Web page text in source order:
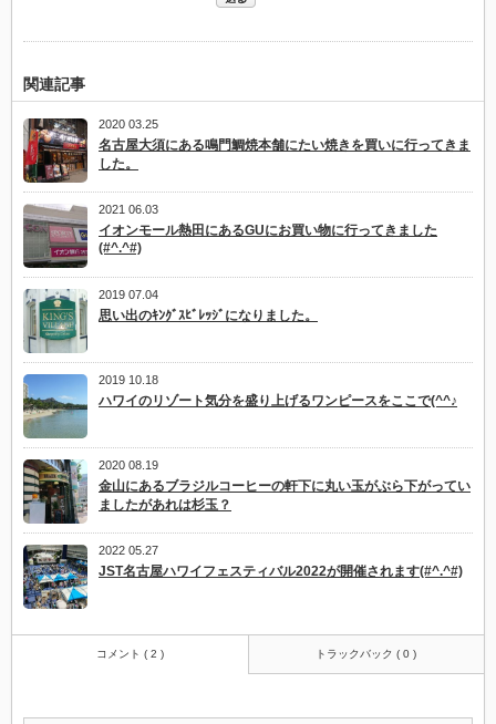
関連記事
2020 03.25
名古屋大須にある鳴門鯛焼本舗にたい焼きを買いに行ってきま
した。
2021 06.03
イオンモール熱田にあるGUにお買い物に行ってきました
(#^.^#)
2019 07.04
思い出のｷﾝｸﾞｽﾋﾞﾚｯｼﾞになりました。
2019 10.18
ハワイのリゾート気分を盛り上げるワンピースをここで(^^♪
2020 08.19
金山にあるブラジルコーヒーの軒下に丸い玉がぶら下がってい
ましたがあれは杉玉？
2022 05.27
JST名古屋ハワイフェスティバル2022が開催されます(#^.^#)
コメント ( 2 ) トラックバック ( 0 )